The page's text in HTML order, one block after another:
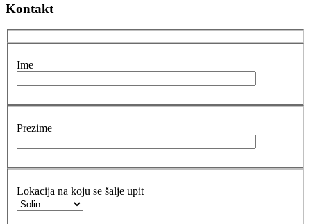
Kontakt
Ime
Prezime
Lokacija na koju se šalje upit